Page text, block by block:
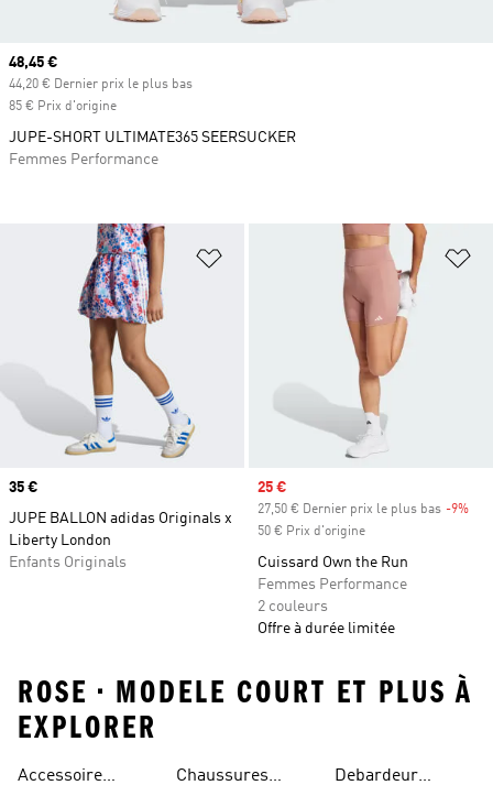
Ajouter à la Liste de produits
Prix
35 €
JUPE BALLON adidas Originals x
Liberty London
Enfants Originals
Prix soldé
25 €
27,50 € Dernier prix le plus bas -9%
50 € Prix d'origine
Cuissard Own the Run
Femmes Performance
2 couleurs
Offre à durée limitée
Prix actuel
48,45 €
44,20 € Dernier prix le plus bas
85 € Prix d'origine
JUPE-SHORT ULTIMATE365 SEERSUCKER
Femmes Performance
ROSE • MODELE COURT ET PLUS À
EXPLORER
Accessoire
Chaussures
Debardeur